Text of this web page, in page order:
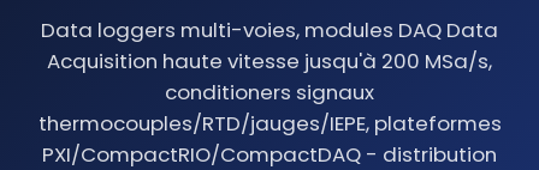
Data loggers multi-voies, modules DAQ Data
Acquisition haute vitesse jusqu'à 200 MSa/s,
conditioners signaux
thermocouples/RTD/jauges/IEPE, plateformes
PXI/CompactRIO/CompactDAQ - distribution